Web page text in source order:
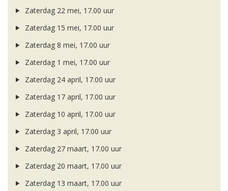
Zaterdag 22 mei, 17.00 uur
Zaterdag 15 mei, 17.00 uur
Zaterdag 8 mei, 17.00 uur
Zaterdag 1 mei, 17.00 uur
Zaterdag 24 april, 17.00 uur
Zaterdag 17 april, 17.00 uur
Zaterdag 10 april, 17.00 uur
Zaterdag 3 april, 17.00 uur
Zaterdag 27 maart, 17.00 uur
Zaterdag 20 maart, 17.00 uur
Zaterdag 13 maart, 17.00 uur